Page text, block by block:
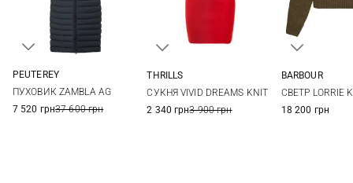
PEUTEREY
ПУХОВИК ZAMBLA AG
7 520 грн37 600 грн
THRILLS
СУКНЯ VIVID DREAMS KNIT
2 340 грн3 900 грн
BARBOUR
СВЕТР LORRIE
18 200 грн